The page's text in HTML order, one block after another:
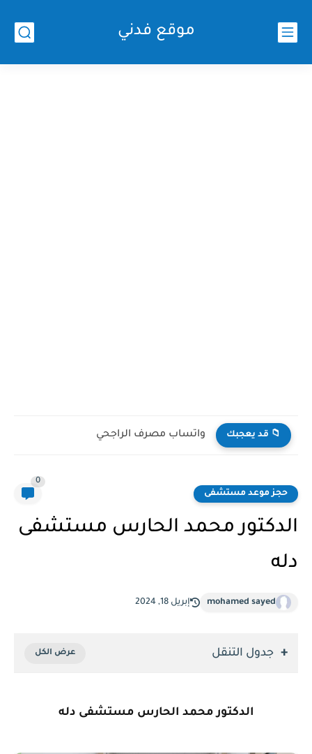
موقع فدني
📁 قد يعجبك نموذج تفويض بنك الراجحي
حجز موعد مستشفى
0
الدكتور محمد الحارس مستشفى
دله
mohamed sayed إبريل 18, 2024
جدول التنقل
الدكتور محمد الحارس مستشفى دله